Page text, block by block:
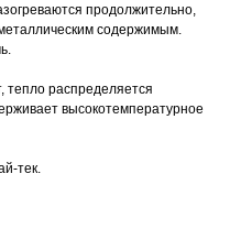
продолжительно,
содержимым.
распределяется
высокотемпературное
тек.